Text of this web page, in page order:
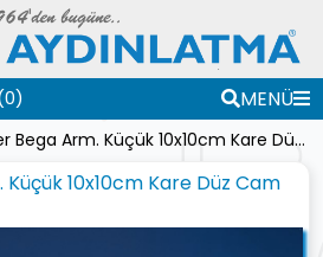
MENÜ
Moder Bega Arm. Küçük 10x10cm Kare Düz Cam Set Üstü
10x10cm Kare Düz Cam